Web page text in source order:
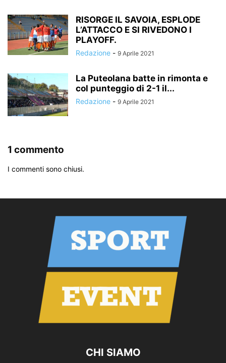
RISORGE IL SAVOIA, ESPLODE
L’ATTACCO E SI RIVEDONO I
PLAYOFF.
Redazione - 9 Aprile 2021
La Puteolana batte in rimonta e
col punteggio di 2-1 il...
Redazione - 9 Aprile 2021
1 commento
I commenti sono chiusi.
CHI SIAMO